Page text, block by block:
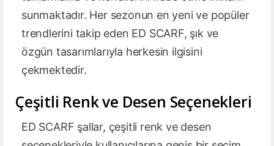
sunmaktadır. Her sezonun en yeni ve popüler
trendlerini takip eden ED SCARF, şık ve
özgün tasarımlarıyla herkesin ilgisini
çekmektedir.
Çeşitli Renk ve Desen Seçenekleri
ED SCARF şallar, çeşitli renk ve desen